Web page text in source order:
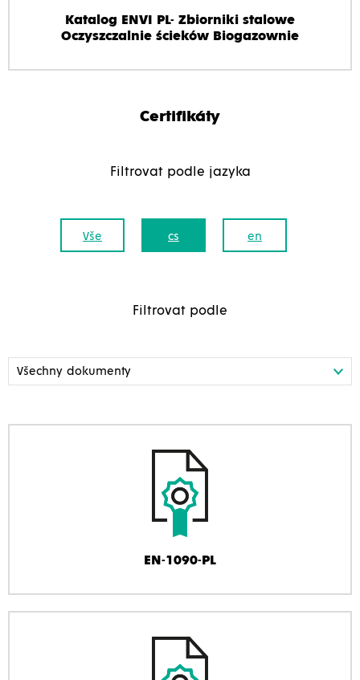
Katalog ENVI PL- Zbiorniki stalowe
Oczyszczalnie ścieków Biogazownie
Certifikáty
Filtrovat podle jazyka
Vše cs en
Filtrovat podle
EN-1090-PL